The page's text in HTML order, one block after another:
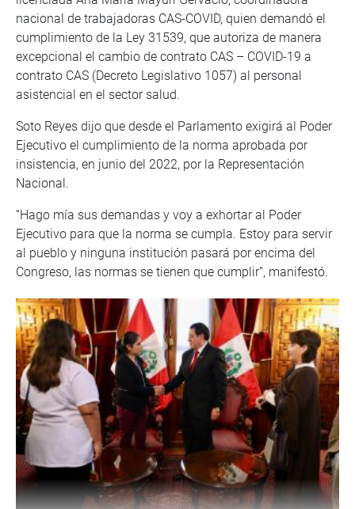
nacional de trabajadoras CAS-COVID, quien demandó el
cumplimiento de la Ley 31539, que autoriza de manera
excepcional el cambio de contrato CAS – COVID-19 a
contrato CAS (Decreto Legislativo 1057) al personal
asistencial en el sector salud.
Soto Reyes dijo que desde el Parlamento exigirá al Poder
Ejecutivo el cumplimiento de la norma aprobada por
insistencia, en junio del 2022, por la Representación
Nacional.
“Hago mía sus demandas y voy a exhortar al Poder
Ejecutivo para que la norma se cumpla. Estoy para servir
al pueblo y ninguna institución pasará por encima del
Congreso, las normas se tienen que cumplir”, manifestó.